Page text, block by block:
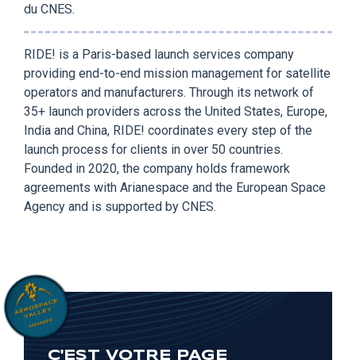
du CNES.
RIDE! is a Paris-based launch services company
providing end-to-end mission management for satellite
operators and manufacturers. Through its network of
35+ launch providers across the United States, Europe,
India and China, RIDE! coordinates every step of the
launch process for clients in over 50 countries.
Founded in 2020, the company holds framework
agreements with Arianespace and the European Space
Agency and is supported by CNES.
C'EST VOTRE PAGE